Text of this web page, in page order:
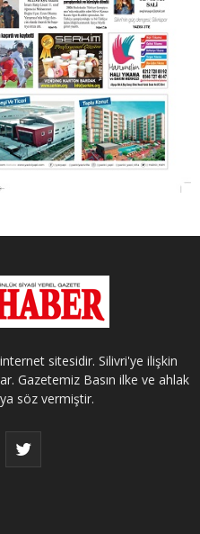
sitesidir. Silivri'ye ilişkin
Gazetemiz Basın ilke ve ahlak
söz vermiştir.